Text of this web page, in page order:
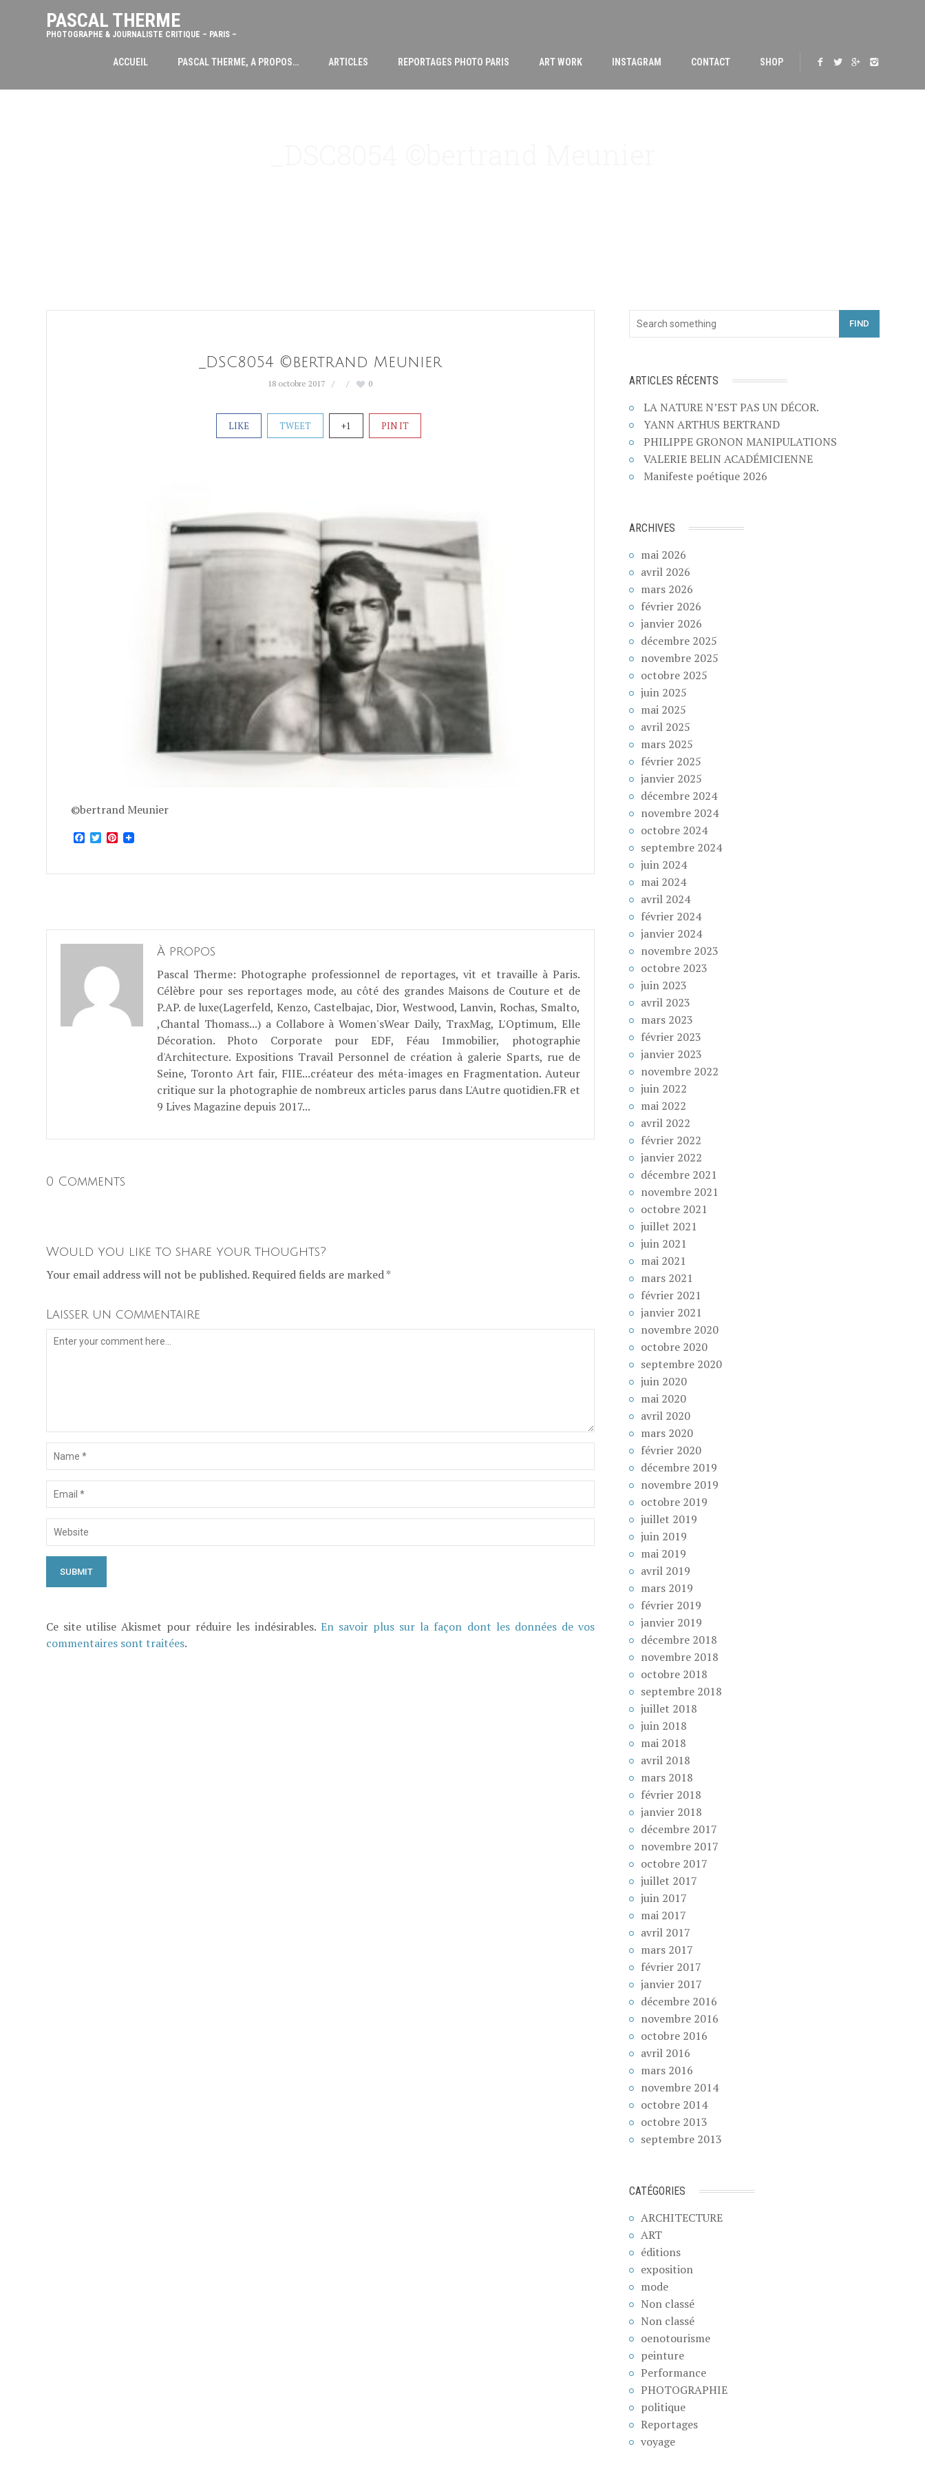
PASCAL THERME
PHOTOGRAPHE & JOURNALISTE CRITIQUE – PARIS –
ACCUEIL PASCAL THERME, A PROPOS… ARTICLES REPORTAGES PHOTO PARIS ART WORK INSTAGRAM CONTACT SHOP
_DSC8054 ©bertrand Meunier
18 octobre 2017 0
LIKE TWEET +1 PIN IT
©bertrand Meunier
Facebook
TwitterPinterest
À propos
Pascal Therme: Photographe professionnel de reportages, vit et travaille à Paris.
Célèbre pour ses reportages mode, au côté des grandes Maisons de Couture et de
P.AP. de luxe(Lagerfeld, Kenzo, Castelbajac, Dior, Westwood, Lanvin, Rochas, Smalto,
,Chantal Thomass...) a Collabore à Women'sWear Daily, TraxMag, L'Optimum, Elle
Décoration. Photo Corporate pour EDF, Féau Immobilier, photographie
d'Architecture. Expositions Travail Personnel de création à galerie Sparts, rue de
Seine, Toronto Art fair, FIIE...créateur des méta-images en Fragmentation. Auteur
critique sur la photographie de nombreux articles parus dans L'Autre quotidien.FR et
9 Lives Magazine depuis 2017...
0 Comments
Would you like to share your thoughts?
Your email address will not be published. Required fields are marked *
Laisser un commentaire
Ce site utilise Akismet pour réduire les indésirables.En savoir plus sur la façon dont les données de vos
commentaires sont traitées.
FIND
ARTICLES RÉCENTS
LA NATURE N’EST PAS UN DÉCOR.
YANN ARTHUS BERTRAND
PHILIPPE GRONON MANIPULATIONS
VALERIE BELIN ACADÉMICIENNE
Manifeste poétique 2026
ARCHIVES
mai 2026
avril 2026
mars 2026
février 2026
janvier 2026
décembre 2025
novembre 2025
octobre 2025
juin 2025
mai 2025
avril 2025
mars 2025
février 2025
janvier 2025
décembre 2024
novembre 2024
octobre 2024
septembre 2024
juin 2024
mai 2024
avril 2024
février 2024
janvier 2024
novembre 2023
octobre 2023
juin 2023
avril 2023
mars 2023
février 2023
janvier 2023
novembre 2022
juin 2022
mai 2022
avril 2022
février 2022
janvier 2022
décembre 2021
novembre 2021
octobre 2021
juillet 2021
juin 2021
mai 2021
mars 2021
février 2021
janvier 2021
novembre 2020
octobre 2020
septembre 2020
juin 2020
mai 2020
avril 2020
mars 2020
février 2020
décembre 2019
novembre 2019
octobre 2019
juillet 2019
juin 2019
mai 2019
avril 2019
mars 2019
février 2019
janvier 2019
décembre 2018
novembre 2018
octobre 2018
septembre 2018
juillet 2018
juin 2018
mai 2018
avril 2018
mars 2018
février 2018
janvier 2018
décembre 2017
novembre 2017
octobre 2017
juillet 2017
juin 2017
mai 2017
avril 2017
mars 2017
février 2017
janvier 2017
décembre 2016
novembre 2016
octobre 2016
avril 2016
mars 2016
novembre 2014
octobre 2014
octobre 2013
septembre 2013
CATÉGORIES
ARCHITECTURE
ART
éditions
exposition
mode
Non classé
Non classé
oenotourisme
peinture
Performance
PHOTOGRAPHIE
politique
Reportages
voyage